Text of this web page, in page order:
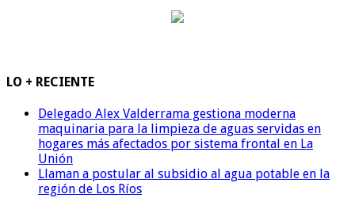
LO + RECIENTE
Delegado Alex Valderrama gestiona moderna
maquinaria para la limpieza de aguas servidas en
hogares más afectados por sistema frontal en La
Unión
Llaman a postular al subsidio al agua potable en la
región de Los Ríos